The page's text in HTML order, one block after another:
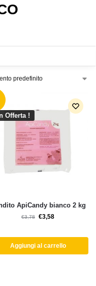
Offerta !
ApiCandy bianco 2 kg
€3,78 €3,58
Aggiungi al carrello